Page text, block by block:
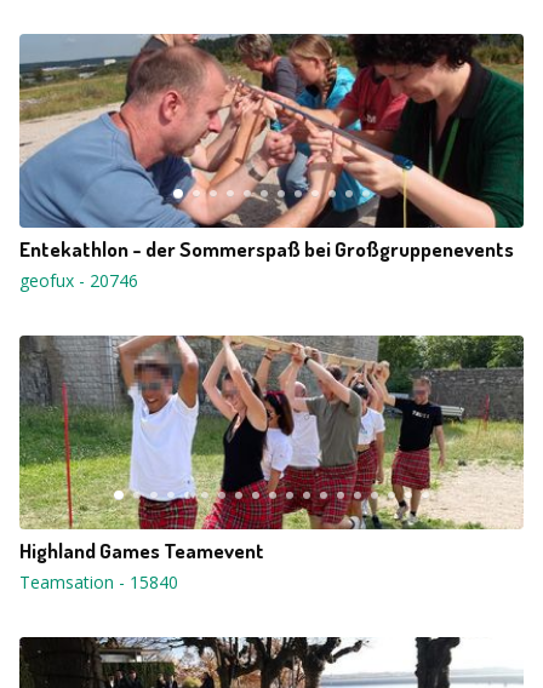
Entekathlon - der Sommerspaß bei Großgruppenevents
geofux - 20746
Highland Games Teamevent
Teamsation - 15840